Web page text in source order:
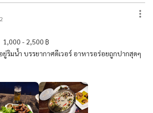
1,000 - 2,500 ฿
ริมน้ำ บรรยากาศดีเวอร์ อาหารอร่อยถูกปากสุดๆ